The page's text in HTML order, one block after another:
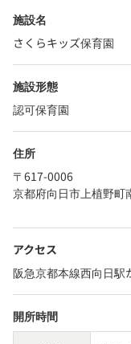
施設名
さくらキッズ保育園
施設形態
認可保育園
住所
〒617-0006
京都府向日市上植野町
アクセス
阪急京都本線西向日駅
開所時間